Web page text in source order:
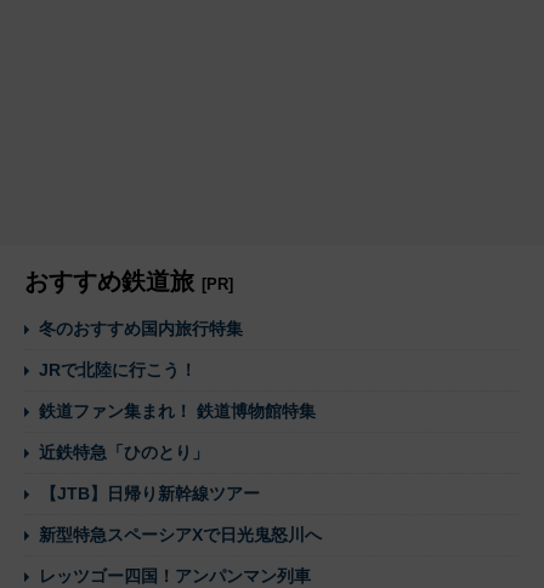
おすすめ鉄道旅 [PR]
冬のおすすめ国内旅行特集
JRで北陸に行こう！
鉄道ファン集まれ！ 鉄道博物館特集
近鉄特急「ひのとり」
【JTB】日帰り新幹線ツアー
新型特急スペーシアXで日光鬼怒川へ
レッツゴー四国！アンパンマン列車